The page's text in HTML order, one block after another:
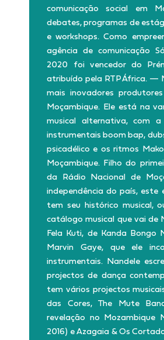
comunicação social em
debates, programas de
e workshops. Como
agência de comunicação
2020 foi vencedor do
atribuído pela RTP África. —
mais inovadores
Moçambique. Ele está na
musical alternativa, com
instrumentais boom bap,
psicadélico e os ritmos
Moçambique. Filho do
da Rádio Nacional de
independência do país, este
tem seu histórico musical,
catálogo musical que vai de
Fela Kuti, de Kanda Bongo
Marvin Gaye, que ele
instrumentais. Nandele
projectos de dança
tem vários projectos
das Cores, The Mute
revelação no Mozambique
2016) e Azagaia & Os